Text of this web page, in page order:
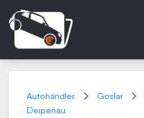
Autohändler Goslar
Deipenau